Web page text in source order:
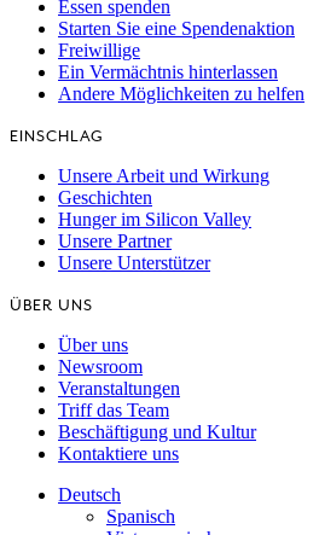
Essen spenden
Starten Sie eine Spendenaktion
Freiwillige
Ein Vermächtnis hinterlassen
Andere Möglichkeiten zu helfen
EINSCHLAG
Unsere Arbeit und Wirkung
Geschichten
Hunger im Silicon Valley
Unsere Partner
Unsere Unterstützer
ÜBER UNS
Über uns
Newsroom
Veranstaltungen
Triff das Team
Beschäftigung und Kultur
Kontaktiere uns
Deutsch
Spanisch